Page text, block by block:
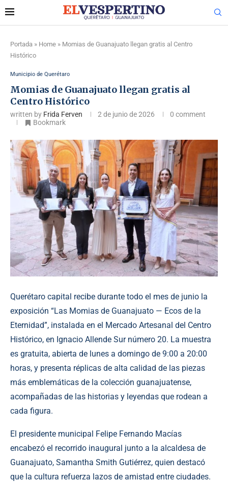
Portada » Home » Momias de Guanajuato llegan gratis al Centro
Histórico
Municipio de Querétaro
Momias de Guanajuato llegan gratis al
Centro Histórico
written by Frida Ferven 2 de junio de 2026
0 comment
Bookmark
Querétaro capital recibe durante todo el mes de junio la
exposición “Las Momias de Guanajuato — Ecos de la
Eternidad”, instalada en el Mercado Artesanal del Centro
Histórico, en Ignacio Allende Sur número 20. La muestra
es gratuita, abierta de lunes a domingo de 9:00 a 20:00
horas, y presenta réplicas de alta calidad de las piezas
más emblemáticas de la colección guanajuatense,
acompañadas de las historias y leyendas que rodean a
cada figura.
El presidente municipal Felipe Fernando Macías
encabezó el recorrido inaugural junto a la alcaldesa de
Guanajuato, Samantha Smith Gutiérrez, quien destacó
que la cultura refuerza lazos de amistad entre ciudades.